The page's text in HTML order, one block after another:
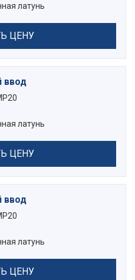
латунь
ЦЕНУ
ввод
латунь
ЦЕНУ
ввод
латунь
ЦЕНУ